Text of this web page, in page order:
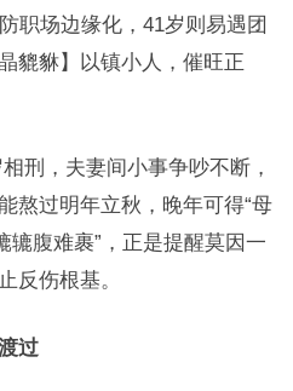
职场边缘化，41岁则易遇团
貔貅】以镇小人，催旺正
刑，夫妻间小事争吵不断，
熬过明年立秋，晚年可得“母
辘腹难裹”，正是提醒莫因一
反伤根基。
过